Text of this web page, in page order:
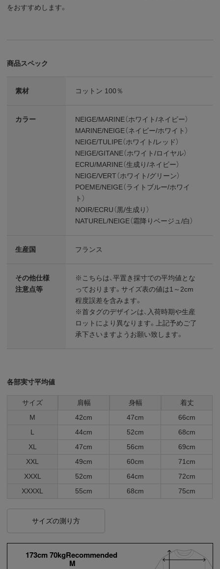
をおすすめします。
商品スペック
素材 コットン 100％
カラー
NEIGE/MARINE（ホワイト/ネイビー）
MARINE/NEIGE（ネイビー/ホワイト）
NEIGE/TULIPE（ホワイト/レッド）
NEIGE/GITANE（ホワイト/ロイヤル）
ECRU/MARINE（生成り/ネイビー）
NEIGE/VERT（ホワイト/グリーン）
POEME/NEIGE（ライトブルー/ホワイ
ト）
NOIR/ECRU（黒/生成り）
NATUREL/NEIGE（霜降りベージュ/白）
生産国 フランス
その他仕様
注意点等
※こちらは、平置き採寸での平均値とな
っております。サイズ表の値は1～2cm
程度誤差を含みます。
※首タグのデザインは、入荷時期や生産
ロットにより異なります。上記予めご了
承下さいますようお願い致します。
各部実寸平均値
サイズ 肩幅 身幅
着丈
M
42cm 47cm
66cm
L
44cm 52cm
68cm
XL
47cm 56cm
69cm
XXL
49cm 60cm
71cm
XXXL
52cm 64cm
72cm
XXXXL
55cm 68cm 75cm
サイズの測り方
173cm 70kgRecommended
M